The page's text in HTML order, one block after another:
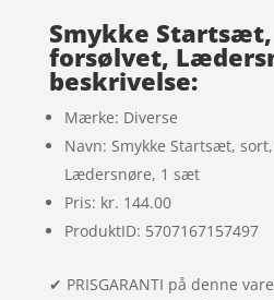
mmelser
Smykke
forsølvet,
beskrivelse:
Mærke: Diverse
Navn: Smykke Startsæt,
Lædersnøre, 1 sæt
Pris: kr. 144.00
ProduktID: 5707167157497
✔ PRISGARANTI på denne vare